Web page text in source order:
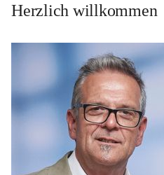
Herzlich willkommen